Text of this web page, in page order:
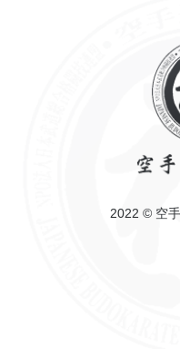
2022 © 空